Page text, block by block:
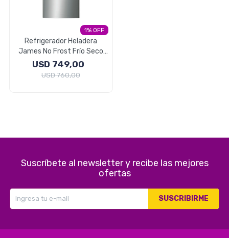
1
Refrigerador Heladera
James No Frost Frío Seco
317 Litros
USD 749,00
USD760,00
Suscríbete al newsletter y recibe las mejores
ofertas
SUSCRIBIRME
Pequeños electrodomésticos
Deportes y Tiempo Libre